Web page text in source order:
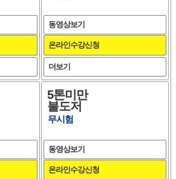
더보기
온라인수강신청
동영상보기
5톤미만
불도저
무시험
온라인수강신청
동영상보기